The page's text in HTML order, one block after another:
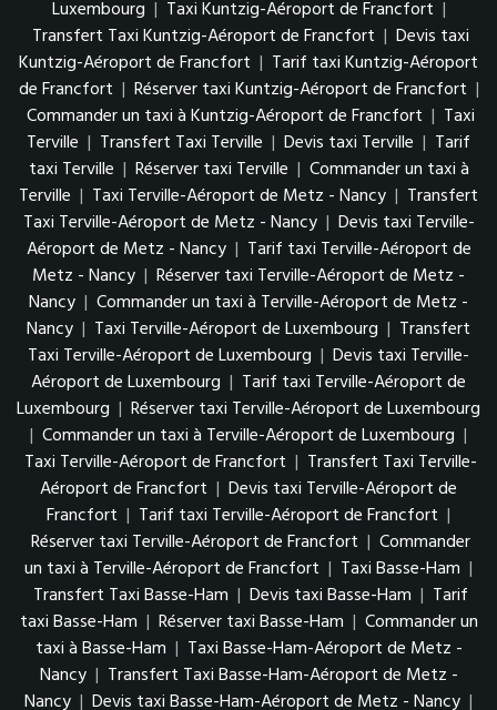
Luxembourg | Taxi Kuntzig-Aéroport de Francfort |
Transfert Taxi Kuntzig-Aéroport de Francfort | Devis taxi
Kuntzig-Aéroport de Francfort | Tarif taxi Kuntzig-Aéroport
de Francfort | Réserver taxi Kuntzig-Aéroport de Francfort |
Commander un taxi à Kuntzig-Aéroport de Francfort | Taxi
Terville | Transfert Taxi Terville | Devis taxi Terville | Tarif
taxi Terville | Réserver taxi Terville | Commander un taxi à
Terville | Taxi Terville-Aéroport de Metz - Nancy | Transfert
Taxi Terville-Aéroport de Metz - Nancy | Devis taxi Terville-
Aéroport de Metz - Nancy | Tarif taxi Terville-Aéroport de
Metz - Nancy | Réserver taxi Terville-Aéroport de Metz -
Nancy | Commander un taxi à Terville-Aéroport de Metz -
Nancy | Taxi Terville-Aéroport de Luxembourg | Transfert
Taxi Terville-Aéroport de Luxembourg | Devis taxi Terville-
Aéroport de Luxembourg | Tarif taxi Terville-Aéroport de
Luxembourg | Réserver taxi Terville-Aéroport de Luxembourg
| Commander un taxi à Terville-Aéroport de Luxembourg |
Taxi Terville-Aéroport de Francfort | Transfert Taxi Terville-
Aéroport de Francfort | Devis taxi Terville-Aéroport de
Francfort | Tarif taxi Terville-Aéroport de Francfort |
Réserver taxi Terville-Aéroport de Francfort | Commander
un taxi à Terville-Aéroport de Francfort | Taxi Basse-Ham |
Transfert Taxi Basse-Ham | Devis taxi Basse-Ham | Tarif
taxi Basse-Ham | Réserver taxi Basse-Ham | Commander un
taxi à Basse-Ham | Taxi Basse-Ham-Aéroport de Metz -
Nancy | Transfert Taxi Basse-Ham-Aéroport de Metz -
Nancy | Devis taxi Basse-Ham-Aéroport de Metz - Nancy |